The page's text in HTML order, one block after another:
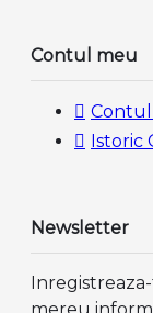
Contul meu
Istoric
Newsletter